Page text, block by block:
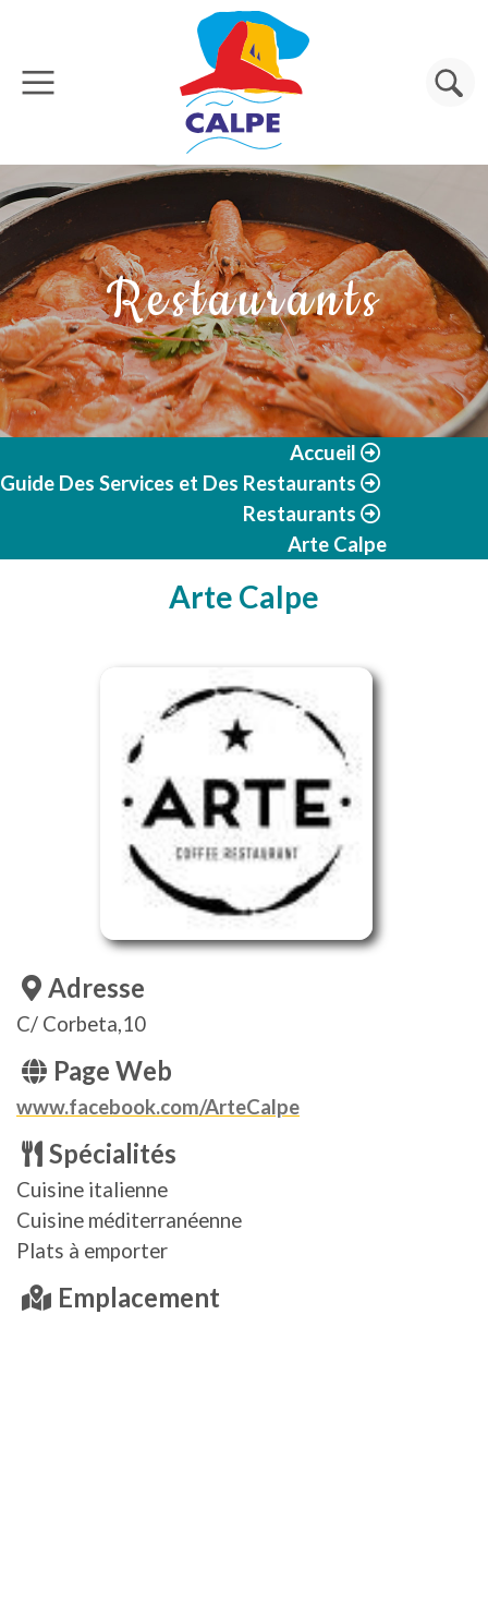
Aller au contenu principal
Rechercher
Restaurants
Accueil
Guide Des Services et Des Restaurants
Restaurants
Arte Calpe
Arte Calpe
Adresse
C/ Corbeta,10
Page Web
www.facebook.com/ArteCalpe
Spécialités
Cuisine italienne
Cuisine méditerranéenne
Plats à emporter
Emplacement